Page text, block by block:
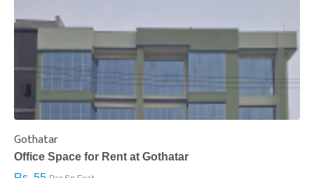
Gothatar
Office Space for Rent at Gothatar